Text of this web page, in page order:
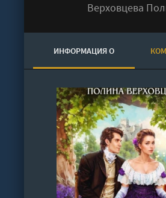
Верховцева
ИНФОРМАЦИЯ О
АУДИОКНИГЕ